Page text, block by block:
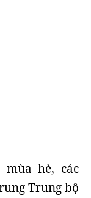
hè, các
Trung bộ